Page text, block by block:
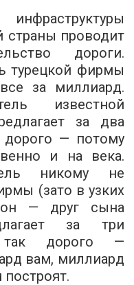
страны проводит
дороги.
турецкой фирмы
за миллиард.
известной
за два
дорого — потому
и на века.
никому не
(зато в узких
он — друг сына
за три
так дорого —
вам, миллиард